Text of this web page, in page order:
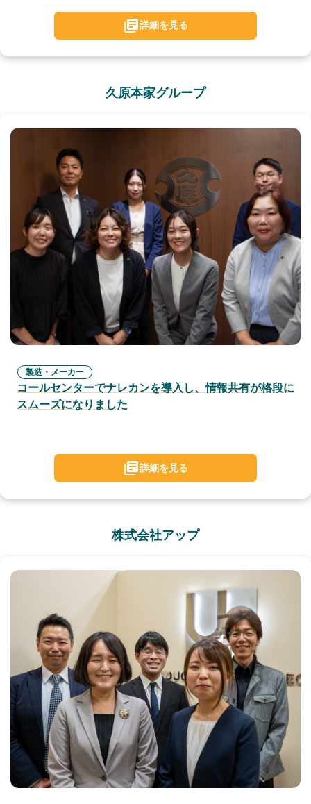
詳細を見る
久原本家グループ
製造・メーカー
コールセンターでナレカンを導入し、情報共有が格段に
スムーズになりました
詳細を見る
株式会社アップ